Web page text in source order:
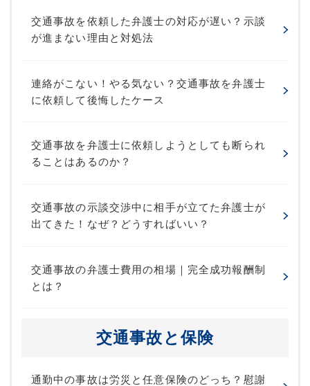
交通事故を依頼した弁護士の対応が遅い？示談
が進まない理由と対処法
連絡がこない！やる気ない？交通事故を弁護士
に依頼して後悔したケース
交通事故を弁護士に依頼しようとしても断られ
ることはあるのか？
交通事故の示談交渉中に相手が立てた弁護士が
出てきた！なぜ？どうすればいい？
交通事故の弁護士費用の相場｜完全成功報酬制
とは？
交通事故と保険
通勤中の事故は労災と任意保険のどっち？慰謝